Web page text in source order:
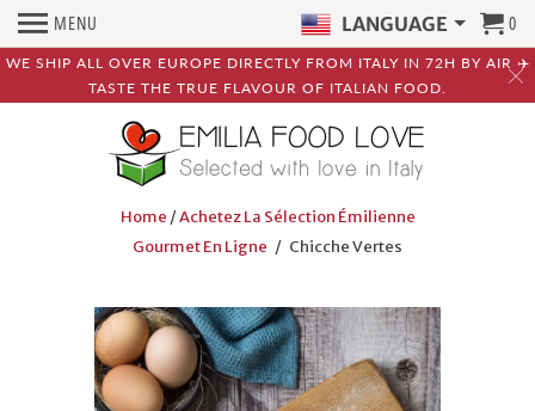
WE SHIP ALL OVER EUROPE DIRECTLY FROM ITALY IN 72H BY AIR ✈️
TASTE THE TRUE FLAVOUR OF ITALIAN FOOD.
MENU LANGUAGE 0
Home /Achetez La Sélection Émilienne
Gourmet En Ligne / Chicche Vertes